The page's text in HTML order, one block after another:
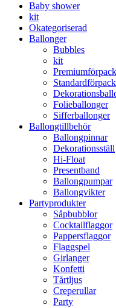
Baby shower
kit
Okategoriserad
Ballonger
Bubbles
kit
Folie­­­ballonger
Siffer­­ballonger
Ballong­tillbehör
Ballongpinnar
Dekorationsställ
Hi-Float
Presentband
Ballongpumpar
Ballong­vikter
Party­­produkter
Såpbubblor
Cocktail­flaggor
Pappers­flaggor
Flaggspel
Girlanger
Konfetti
Tårtljus
Creperullar
Party